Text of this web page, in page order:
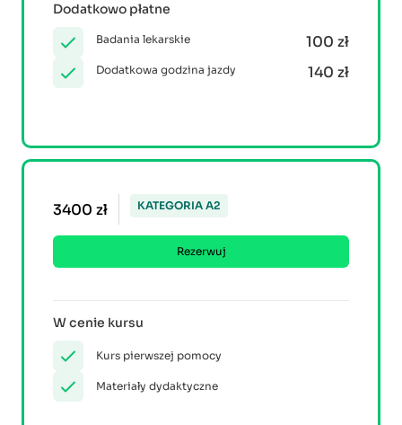
Dodatkowo płatne
Badania lekarskie 100 zł
Dodatkowa godzina jazdy 140 zł
3400 zł KATEGORIA A2
Rezerwuj
W cenie kursu
Kurs pierwszej pomocy
Materiały dydaktyczne